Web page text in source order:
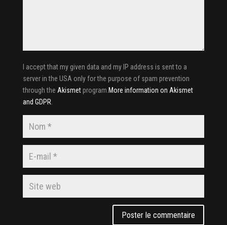
I accept that my given data and my IP address is sent to a
server in the USA only for the purpose of spam prevention
through the Akismetprogram. More information on Akismet
and GDPR